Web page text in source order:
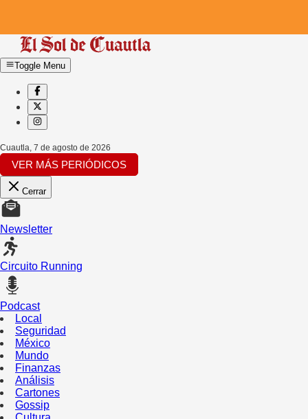
Toggle Menu
Cuautla, 7 de agosto de 2026
VER MÁS PERIÓDICOS
Cerrar
Newsletter
Circuito Running
Podcast
Local
Seguridad
México
Mundo
Finanzas
Análisis
Cartones
Gossip